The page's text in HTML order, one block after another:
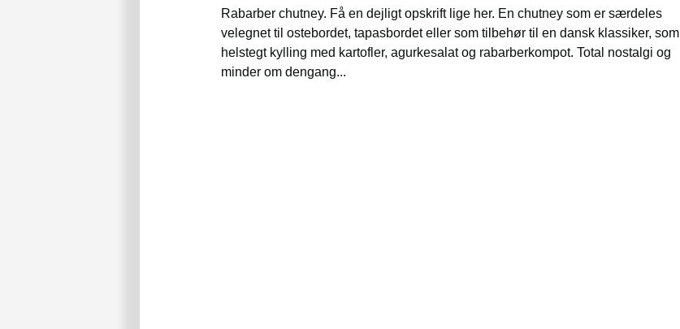
Rabarber chutney. Få en dejligt opskrift lige her. En chutney som er særdeles
velegnet til ostebordet, tapasbordet eller som tilbehør til en dansk klassiker, som
helstegt kylling med kartofler, agurkesalat og rabarberkompot. Total nostalgi og
minder om dengang...